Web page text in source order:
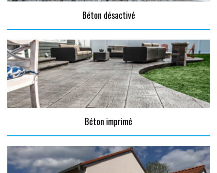
Béton désactivé
Béton imprimé